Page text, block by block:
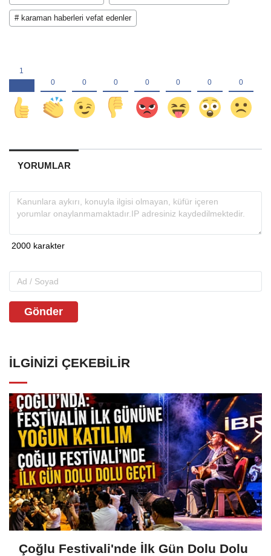
# karaman haberleri vefat edenler
YORUMLAR
Gönder
İLGINIZI ÇEKEBILIR
Çoğlu Festivali'nde İlk Gün Dolu Dolu